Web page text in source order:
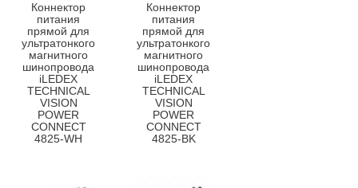
Коннектор
питания
прямой для
ультратонкого
магнитного
шинопровода
iLEDEX
TECHNICAL
VISION
POWER
CONNECT
4825-WH
Коннектор
питания
прямой для
ультратонкого
магнитного
шинопровода
iLEDEX
TECHNICAL
VISION
POWER
CONNECT
4825-BK